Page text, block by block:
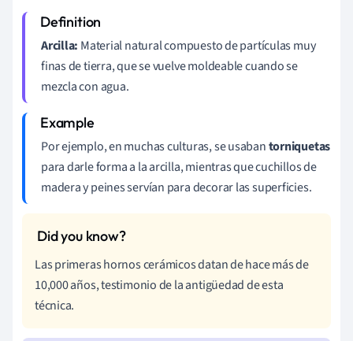
Arcilla: Material natural compuesto de partículas muy
finas de tierra, que se vuelve moldeable cuando se
mezcla con agua.
Por ejemplo, en muchas culturas, se usabantorniquetas
para darle forma a la arcilla, mientras que cuchillos de
madera y peines servían para decorar las superficies.
Las primeras hornos cerámicos datan de hace más de
10,000 años, testimonio de la antigüedad de esta
técnica.